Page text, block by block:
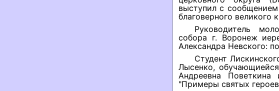
выступил с
благоверного великого
Руководитель
собора г. Воронеж
Александра Невского:
Студент
Лысенко,
Андреевна
"Примеры святых